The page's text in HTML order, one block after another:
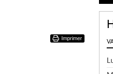
Imprimer
G
É